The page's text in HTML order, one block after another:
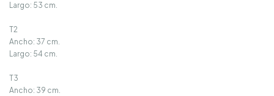
Largo: 53 cm.
T2
Ancho: 37 cm.
Largo: 54 cm.
T3
Ancho: 39 cm.